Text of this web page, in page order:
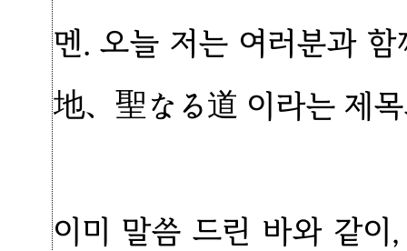
멘. 오늘 저는 여러분과
地、聖なる道 이라는 제
이미 말씀 드린 바와 같